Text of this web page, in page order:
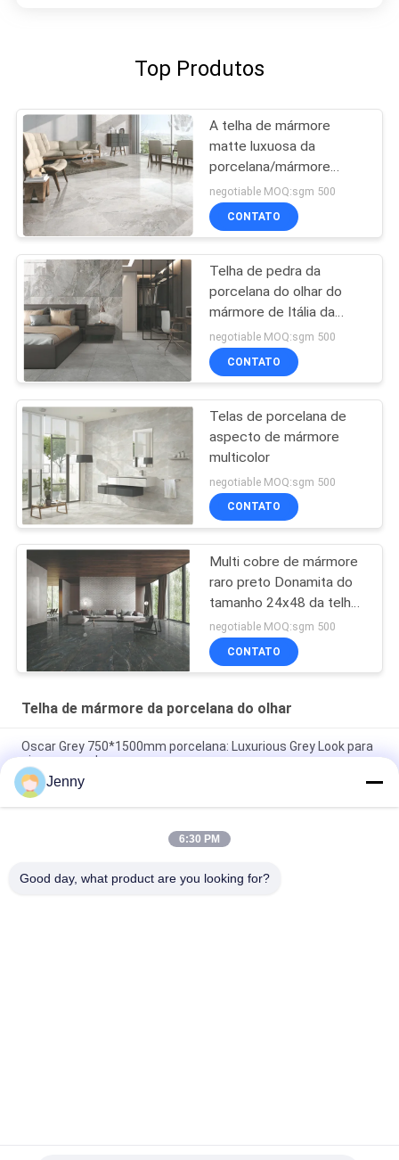
Top Produtos
A telha de mármore
matte luxuosa da
porcelana/mármore
bonito gosta do azulejo
negotiable MOQ:sgm 500
CONTATO
Telha de pedra da
porcelana do olhar do
mármore de Itália da
brecha com superfície
polonês/resíduo metálico
negotiable MOQ:sgm 500
CONTATO
Telas de porcelana de
aspecto de mármore
multicolor
negotiable MOQ:sgm 500
CONTATO
Multi cobre de mármore
raro preto Donamita do
tamanho 24x48 da telha
da porcelana do olhar
negotiable MOQ:sgm 500
CONTATO
Telha de mármore da porcelana do olhar
Oscar Grey 750*1500mm porcelana: Luxurious Grey Look para
pisos e paredes
Telha de porcelana cinza nuvem: 750*1500mm, 9,5mm de
espessura, acabamento de aspecto de mármore
Chapa de porcelana cinza pura: espessura de 9,5 mm, cor
Jenny
6:30 PM
Good day, what product are you looking for?